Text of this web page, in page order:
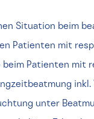
Situation beim
Patienten mit
beim Patienten mit
inkl.
unter